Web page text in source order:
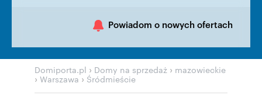
Powiadom o nowych ofertach
Domiporta.pl › Domy na sprzedaż › mazowieckie
› Warszawa› Śródmieście